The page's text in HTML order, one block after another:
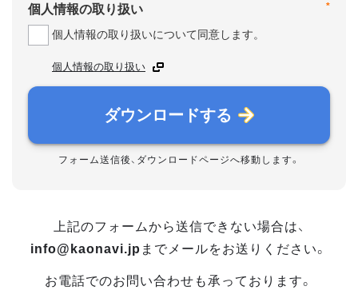
*
個人情報の取り扱い
個人情報の取り扱いについて同意します。
個人情報の取り扱い
ダウンロードする
フォーム送信後、ダウンロードページへ移動します。
上記のフォームから送信できない場合は、
info@kaonavi.jp までメールをお送りください。
お電話でのお問い合わせも承っております。